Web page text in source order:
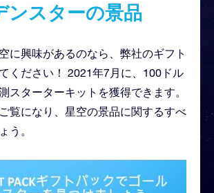
ンスターの景品
に興味があるのなら、弊社のギフト
ください！ 2021年7月に、100ドル
スターターキットを獲得できます。
覧になり、星空の景品に関するすべ
う。